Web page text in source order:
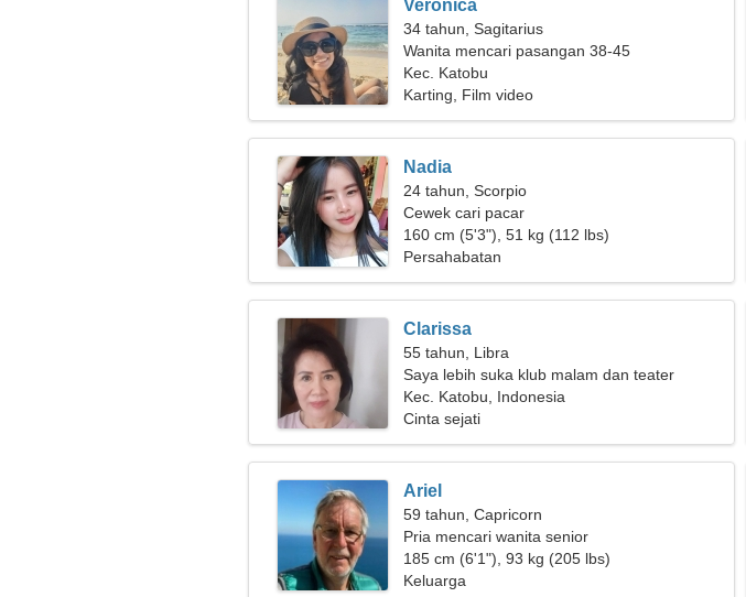
Veronica
34 tahun, Sagitarius
Wanita mencari pasangan 38-45
Kec. Katobu
Karting, Film video
Nadia
24 tahun, Scorpio
Cewek cari pacar
160 cm (5'3"), 51 kg (112 lbs)
Persahabatan
Clarissa
55 tahun, Libra
Saya lebih suka klub malam dan teater
Kec. Katobu, Indonesia
Cinta sejati
Ariel
59 tahun, Capricorn
Pria mencari wanita senior
185 cm (6'1"), 93 kg (205 lbs)
Keluarga